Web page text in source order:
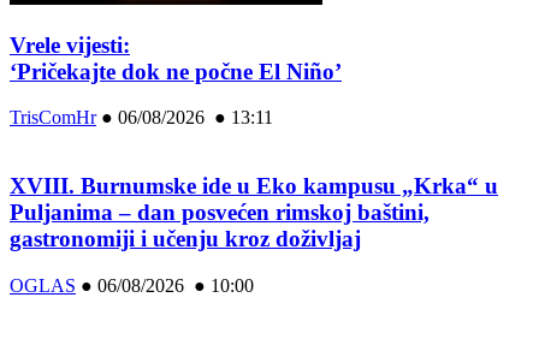
Vrele vijesti:
‘Pričekajte dok ne počne El Niño’
TrisComHr● 06/08/2026 ● 13:11
XVIII. Burnumske ide u Eko kampusu „Krka“ u
Puljanima – dan posvećen rimskoj baštini,
gastronomiji i učenju kroz doživljaj
OGLAS ● 06/08/2026 ● 10:00